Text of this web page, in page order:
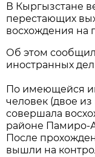
В Кыргызстане
перестающих
восхождения на
Об этом
иностранных
По имеющейся
человек (двое
совершала
районе Памиро-
После
вышли на